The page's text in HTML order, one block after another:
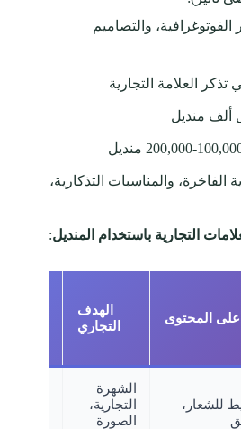
والتصاميم
العلامة التجارية
الفاخرة، والمناسبات التذكارية،
التجارية باستخدام المنديل:
على المحتوى
الهدف
التجاري
للشعار،
الشهرة
التجارية،
الصورة